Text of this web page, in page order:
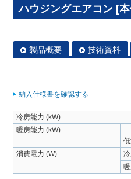
ハウジングエアコン [
製品概要 技術資料
納入仕様書を確認する
冷房能力 (kW)
暖房能力 (kW)
消費電力 (W)